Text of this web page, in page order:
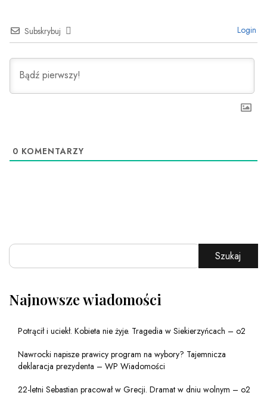
Subskrybuj Login
0 KOMENTARZY
Szukaj
Najnowsze wiadomości
Potrącił i uciekł. Kobieta nie żyje. Tragedia w Siekierzyńcach – o2
Nawrocki napisze prawicy program na wybory? Tajemnicza
deklaracja prezydenta – WP Wiadomości
22-letni Sebastian pracował w Grecji. Dramat w dniu wolnym – o2